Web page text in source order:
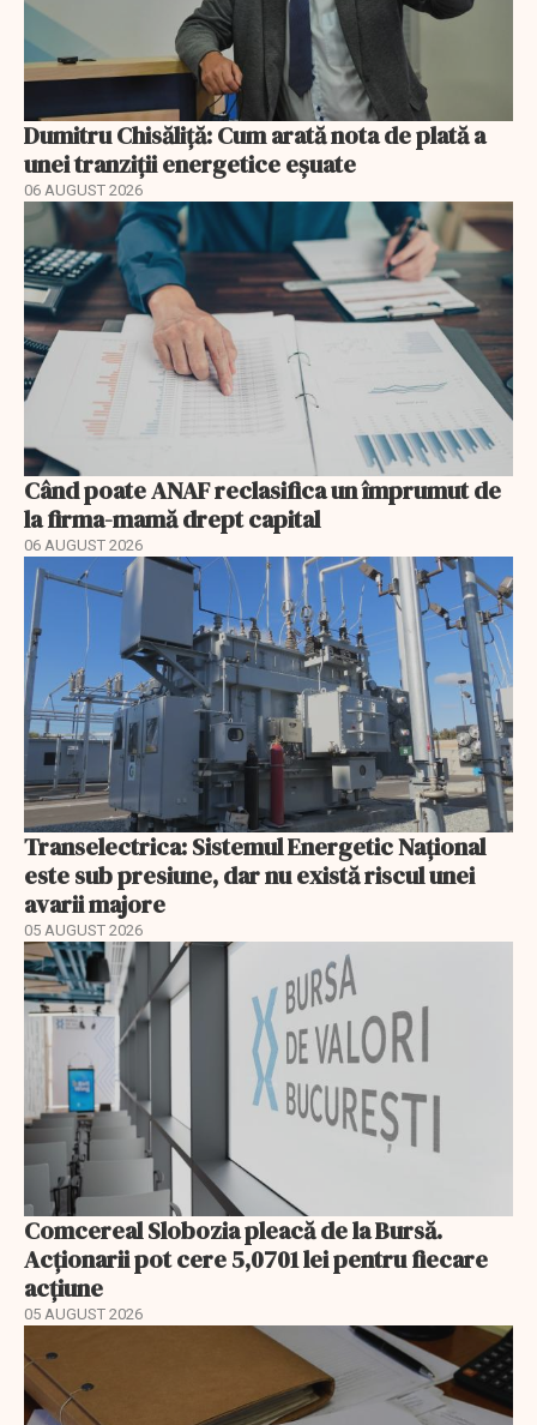
Dumitru Chisăliță: Cum arată nota de plată a
unei tranziții energetice eșuate
06 AUGUST 2026
Când poate ANAF reclasifica un împrumut de
la firma-mamă drept capital
06 AUGUST 2026
Transelectrica: Sistemul Energetic Național
este sub presiune, dar nu există riscul unei
avarii majore
05 AUGUST 2026
Comcereal Slobozia pleacă de la Bursă.
Acționarii pot cere 5,0701 lei pentru fiecare
acțiune
05 AUGUST 2026